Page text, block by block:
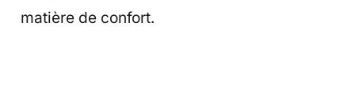
matière de confort.